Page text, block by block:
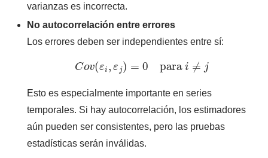
varianzas es incorrecta.
No autocorrelación entre errores
Los errores deben ser independientes entre sí:
Co ( i, =0 parai ≠j
Esto es especialmente importante en series
temporales. Si hay autocorrelación, los estimadores
aún pueden ser consistentes, pero las pruebas
estadísticas serán inválidas.